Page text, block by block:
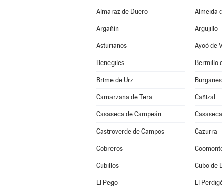
Almaraz de Duero Almeida
Argañín Argujillo
Asturianos Ayoó de
Benegiles Bermillo
Brime de Urz
Camarzana de Tera Cañizal
Casaseca de Campeán
Castroverde de Campos Cazurra
Cobreros
Cubillos Cubo de
El Pego El